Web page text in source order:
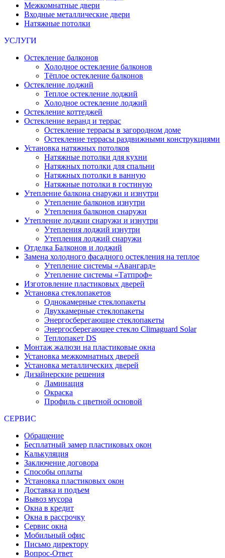
Межкомнатные двери
Входные металлические двери
Натяжные потолки
УСЛУГИ
Остекление балконов
Холодное остекление балконов
Тёплое остекление балконов
Остекление лоджий
Теплое остекление лоджий
Холодное остекление лоджий
Остекление коттеджей
Остекление веранд и террас
Остекление террасы в загородном доме
Остекление террасы раздвижными конструкциями
Установка натяжных потолков
Натяжные потолки для кухни
Натяжных потолки для спальни
Натяжных потолки в ванную
Натяжные потолки в гостиную
Утепление балкона снаружи и изнутри
Утепление балконов изнутри
Утепления балконов снаружи
Утепление лоджии снаружи и изнутри
Утепления лоджий изнутри
Утепления лоджий снаружи
Отделка Балконов и лоджий
Замена холодного фасадного остекления на теплое
Утепление системы «Авангард»
Утепление системы «Татпроф»
Изготовление пластиковых дверей
Установка стеклопакетов
Однокамерные стеклопакеты
Двухкамерные стеклопакеты
Энергосберегающие стеклопакеты
Энергосберегающее стекло Climaguard Solar
Теплопакет DS
Монтаж жалюзи на пластиковые окна
Установка межкомнатных дверей
Установка металлических дверей
Дизайнерские решения
Ламинация
Окраска
Профиль с цветной основой
СЕРВИС
Обращение
Бесплатный замер пластиковых окон
Калькуляция
Заключение договора
Способы оплаты
Установка пластиковых окон
Доставка и подъем
Вывоз мусора
Окна в кредит
Окна в рассрочку
Сервис окна
Мобильный офис
Письмо директору
Вопрос-Ответ